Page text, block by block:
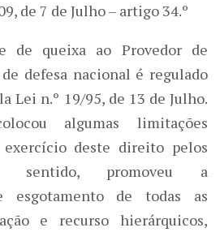
de 7 de Julho – artigo 34.º
de queixa ao Provedor de
defesa nacional é regulado
Lei n.º 19/95, de 13 de Julho.
algumas limitações
exercício deste direito pelos
sentido, promoveu a
esgotamento de todas as
e recurso hierárquicos,